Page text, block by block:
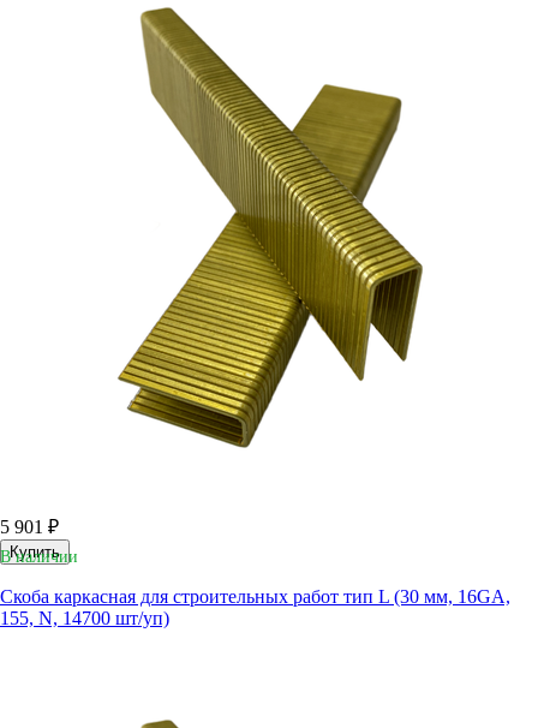
5 901 ₽
Купить
В наличии
Скоба каркасная для строительных работ тип L (30 мм, 16GA,
155, N, 14700 шт/уп)